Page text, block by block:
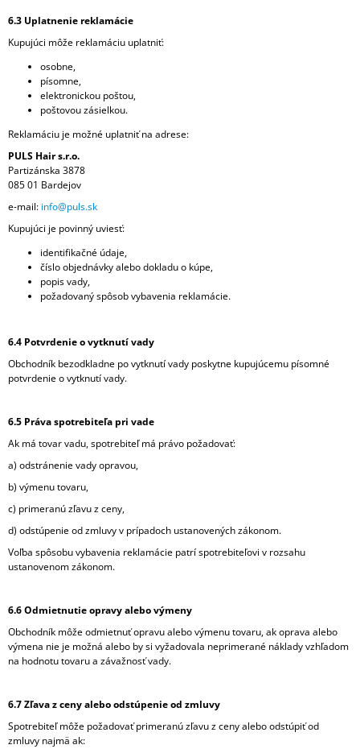
6.3 Uplatnenie reklamácie
Kupujúci môže reklamáciu uplatniť:
osobne,
písomne,
elektronickou poštou,
poštovou zásielkou.
Reklamáciu je možné uplatniť na adrese:
PULS Hair s.r.o.
Partizánska 3878
085 01 Bardejov
e-mail: info@puls.sk
Kupujúci je povinný uviesť:
identifikačné údaje,
číslo objednávky alebo dokladu o kúpe,
popis vady,
požadovaný spôsob vybavenia reklamácie.
6.4 Potvrdenie o vytknutí vady
Obchodník bezodkladne po vytknutí vady poskytne kupujúcemu písomné
potvrdenie o vytknutí vady.
6.5 Práva spotrebiteľa pri vade
Ak má tovar vadu, spotrebiteľ má právo požadovať:
a) odstránenie vady opravou,
b) výmenu tovaru,
c) primeranú zľavu z ceny,
d) odstúpenie od zmluvy v prípadoch ustanovených zákonom.
Voľba spôsobu vybavenia reklamácie patrí spotrebiteľovi v rozsahu
ustanovenom zákonom.
6.6 Odmietnutie opravy alebo výmeny
Obchodník môže odmietnuť opravu alebo výmenu tovaru, ak oprava alebo
výmena nie je možná alebo by si vyžadovala neprimerané náklady vzhľadom
na hodnotu tovaru a závažnosť vady.
6.7 Zľava z ceny alebo odstúpenie od zmluvy
Spotrebiteľ môže požadovať primeranú zľavu z ceny alebo odstúpiť od
zmluvy najmä ak: